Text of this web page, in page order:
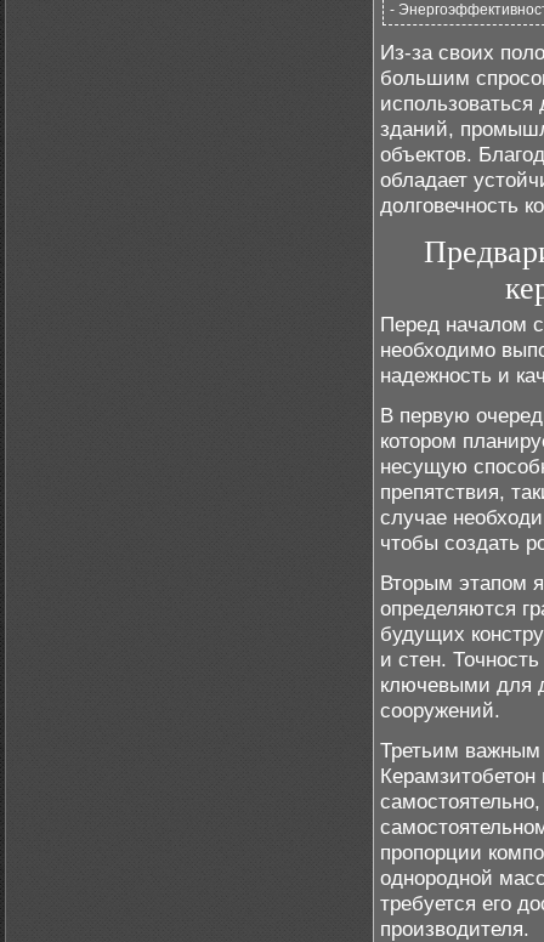
-
Из-за своих
большим
зданий,
объектов.
обладает
долговечность
Перед началом
необходимо
надежность и
В первую
котором
несущую
препятствия,
случае
чтобы создать
Вторым этапом
определяются
будущих
и стен.
ключевыми для
сооружений.
Третьим важным
пропорции
однородной
требуется его
производителя.